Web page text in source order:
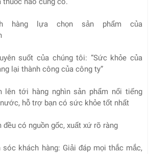
hàng lựa chọn sản phẩm của
suốt của chúng tôi: “Sức khỏe của
lại thành công của công ty”
lên tới hàng nghìn sản phẩm nổi tiếng
hỗ trợ bạn có sức khỏe tốt nhất
đều có nguồn gốc, xuất xứ rõ ràng
sóc khách hàng: Giải đáp mọi thắc mắc,